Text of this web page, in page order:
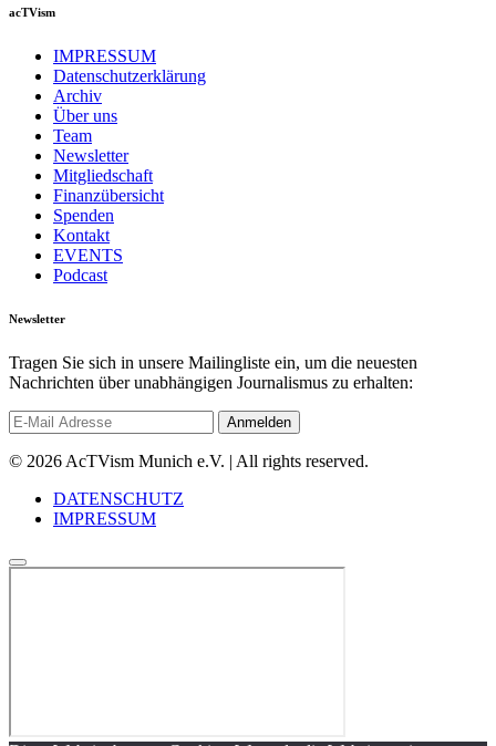
acTVism
IMPRESSUM
Datenschutzerklärung
Archiv
Über uns
Team
Newsletter
Mitgliedschaft
Finanzübersicht
Spenden
Kontakt
EVENTS
Podcast
Newsletter
Tragen Sie sich in unsere Mailingliste ein, um die neuesten
Nachrichten über unabhängigen Journalismus zu erhalten:
© 2026 AcTVism Munich e.V. | All rights reserved.
DATENSCHUTZ
IMPRESSUM